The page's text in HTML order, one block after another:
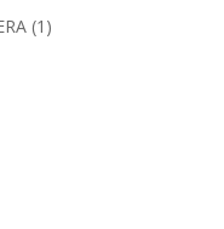
(1)